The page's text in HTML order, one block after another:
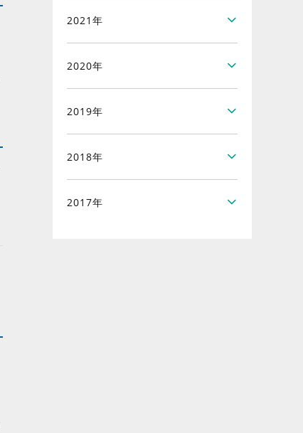
2021年
2020年
2019年
2018年
2017年